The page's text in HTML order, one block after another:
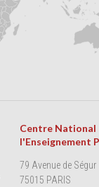
Centre National
l'Enseignement
79 Avenue de Ségur
75015 PARIS